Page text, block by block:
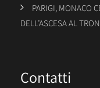
PARIGI, MONACO
DELL’ASCESA AL
Contatti